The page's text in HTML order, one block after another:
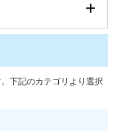
下記のカテゴリより選択